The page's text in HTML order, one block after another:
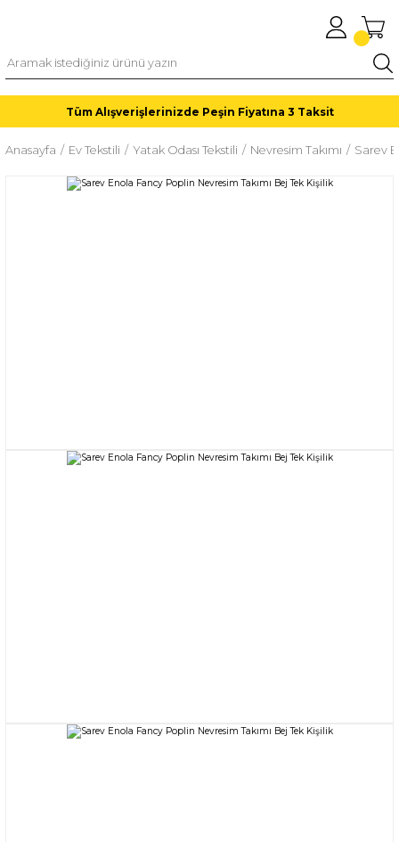
Tüm Alışverişlerinizde Peşin Fiyatına 3 Taksit
Anasayfa Ev Tekstili Yatak Odası Tekstili Nevresim Takımı Sarev